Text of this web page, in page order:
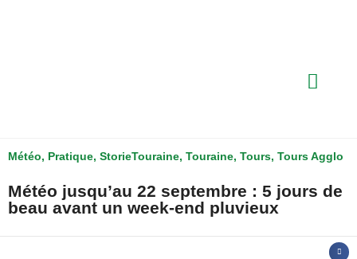
Météo, Pratique, StorieTouraine, Touraine, Tours, Tours Agglo
Météo jusqu’au 22 septembre : 5 jours de
beau avant un week-end pluvieux